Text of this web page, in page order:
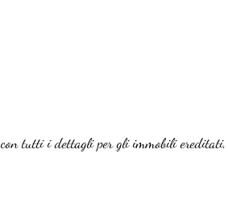
con tutti i dettagli per gli immobili